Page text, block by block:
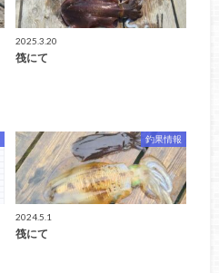
2025.3.20
筏にて
釣果情報
2024.5.1
筏にて